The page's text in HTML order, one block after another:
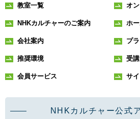
教室一覧 オ
NHKカルチャーのご案内 ホ
会社案内 プ
推奨環境 受
会員サービス サ
NHKカルチャー公式